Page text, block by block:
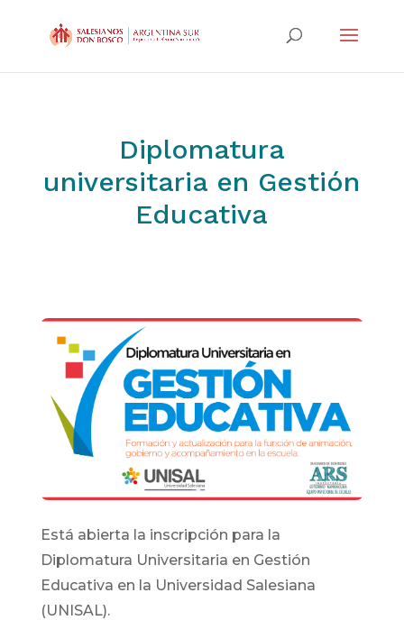
Diplomatura
universitaria en Gestión
Educativa
Está abierta la inscripción para la
Diplomatura Universitaria en Gestión
Educativa en la Universidad Salesiana
(UNISAL).